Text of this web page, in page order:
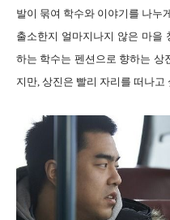
발이 묶여 학수와 이야기를 나누
출소한지 얼마지나지 않은 마을
하는 학수는 펜션으로 향하는 상
지만, 상진은 빨리 자리를 떠나고